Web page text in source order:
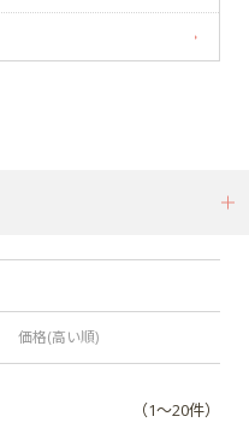
価格(高い順)
（1～20件）